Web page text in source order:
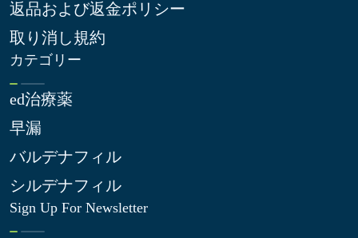
返品および返金ポリシー
取り消し規約
カテゴリー
ed治療薬
早漏
バルデナフィル
シルデナフィル
Sign Up For Newsletter